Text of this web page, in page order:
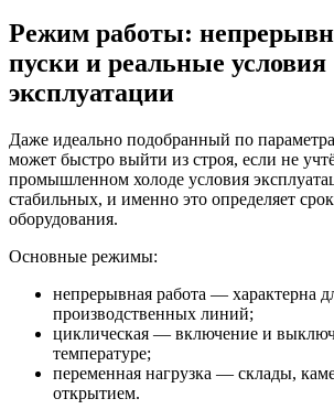
Режим работы:
пуски и реальные условия
эксплуатации
Даже идеально подобранный по
может быстро выйти из строя, если не
промышленном холоде условия
стабильных, и именно это определяет
оборудования.
Основные режимы:
непрерывная работа — характерна
производственных линий;
циклическая — включение и
температуре;
переменная нагрузка — склады,
открытием.